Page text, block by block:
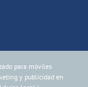
para móviles
y publicidad en